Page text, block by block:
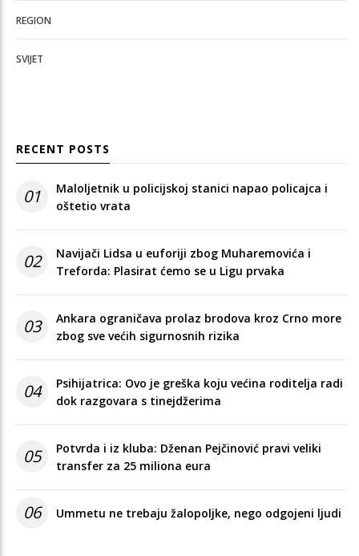
REGION
SVIJET
RECENT POSTS
01
Maloljetnik u policijskoj stanici napao policajca i
oštetio vrata
02
Navijači Lidsa u euforiji zbog Muharemovića i
Treforda: Plasirat ćemo se u Ligu prvaka
03
Ankara ograničava prolaz brodova kroz Crno more
zbog sve većih sigurnosnih rizika
04
Psihijatrica: Ovo je greška koju većina roditelja radi
dok razgovara s tinejdžerima
05
Potvrda i iz kluba: Dženan Pejčinović pravi veliki
transfer za 25 miliona eura
06 Ummetu ne trebaju žalopoljke, nego odgojeni ljudi